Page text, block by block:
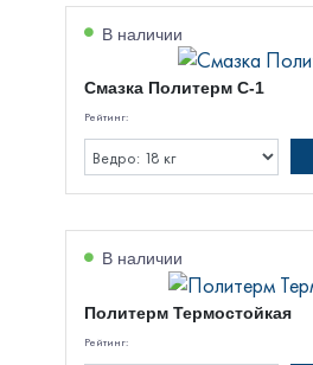
В наличии
Смазка Политерм С-1
Рейтинг:
В наличии
Политерм Термостойкая
Рейтинг: